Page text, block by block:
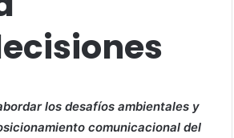
los desafíos ambientales y
comunicacional del